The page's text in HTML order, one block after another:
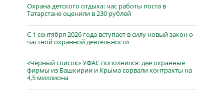
Охрана детского отдыха: час работы поста в
Татарстане оценили в 230 рублей
С 1 сентября 2026 года вступает в силу новый закон о
частной охранной деятельности
«Чёрный список» УФАС пополнился: две охранные
фирмы из Башкирии и Крыма сорвали контракты на
4,5 миллиона